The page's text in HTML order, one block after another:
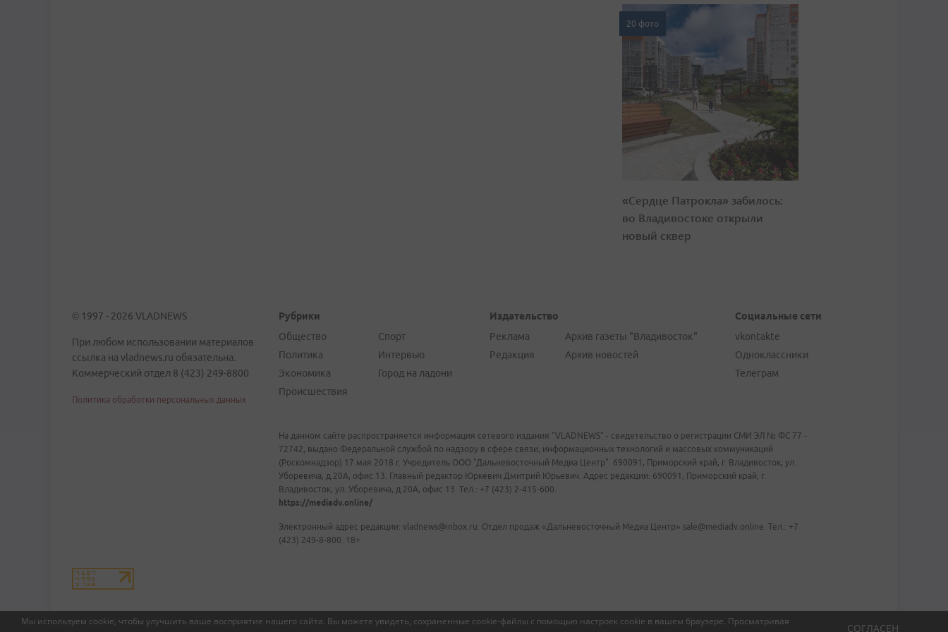
Мы используем cookie, чтобы улучшить ваше восприятие нашего сайта. Вы можете увидеть, сохраненные cookie-файлы с помощью настроек cookie в вашем браузере. Просматривая
СОГЛАСЕН
20 фото
«Сердце Патрокла» забилось:
во Владивостоке открыли
новый сквер
© 1997 - 2026 VLADNEWS
При любом использовании материалов
ссылка на vladnews.ru обязательна.
Коммерческий отдел 8 (423) 249-8800
Политика обработки персональных данных
Рубрики
Общество
Политика
Экономика
Происшествия
Спорт
Интервью
Город на ладони
Издательство
Реклама
Редакция
Архив газеты "Владивосток"
Архив новостей
Социальные сети
vkontakte
Одноклассники
Телеграм
На данном сайте распространяется информация сетевого издания "VLADNEWS" - свидетельство о регистрации СМИ ЭЛ № ФС 77 -
72742, выдано Федеральной службой по надзору в сфере связи, информационных технологий и массовых коммуникаций
(Роскомнадзор) 17 мая 2018 г. Учредитель ООО "Дальневосточный Медиа Центр". 690091, Приморский край, г. Владивосток, ул.
Уборевича, д.20А, офис 13. Главный редактор Юркевич Дмитрий Юрьевич. Адрес редакции: 690091, Приморский край, г.
Владивосток, ул. Уборевича, д.20А, офис 13. Тел.: +7 (423) 2-415-600.
https://mediadv.online/
Электронный адрес редакции: vladnews@inbox.ru. Отдел продаж «Дальневосточный Медиа Центр» sale@mediadv.online. Тел.: +7
(423) 249-8-800. 18+